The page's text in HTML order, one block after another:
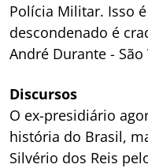
Polícia Militar. Isso
descondenado é
André Durante - São
Discursos
O ex-presidiário
história do Brasil,
Silvério dos Reis